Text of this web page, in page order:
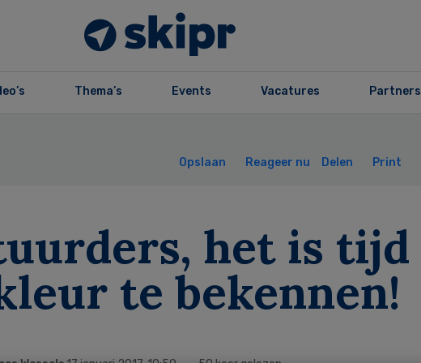
Thema’s Events Vacatures Partners
Opslaan Reageer nu Delen Print
het is tijd
te bekennen!